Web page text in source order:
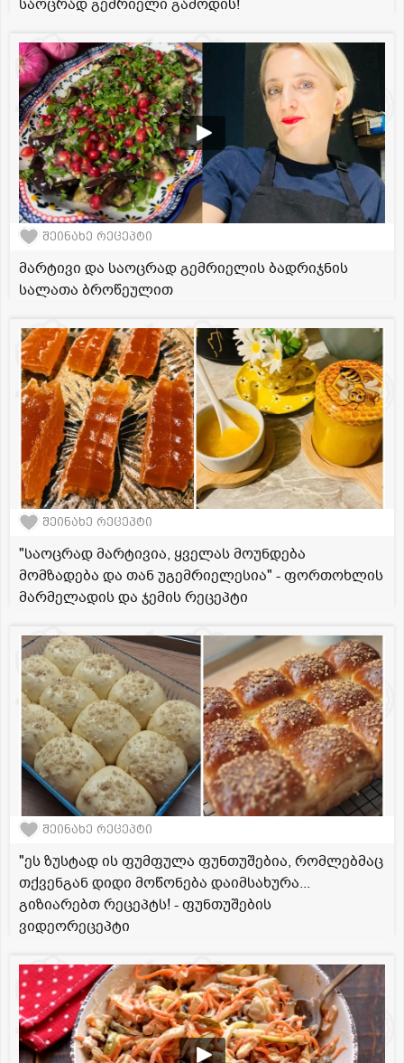
საოცრად გემრიელი გამოდის!
შეინახე რეცეპტი
მარტივი და საოცრად გემრიელის ბადრიჯნის
სალათა ბროწეულით
შეინახე რეცეპტი
"საოცრად მარტივია, ყველას მოუნდება
მომზადება და თან უგემრიელესია" - ფორთოხლის
მარმელადის და ჯემის რეცეპტი
შეინახე რეცეპტი
"ეს ზუსტად ის ფუმფულა ფუნთუშებია, რომლებმაც
თქვენგან დიდი მოწონება დაიმსახურა...
გიზიარებთ რეცეპტს! - ფუნთუშების
ვიდეორეცეპტი